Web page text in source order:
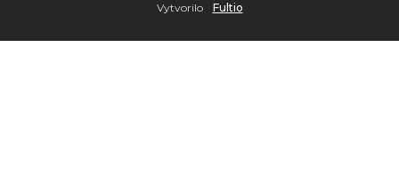
Vytvorilo Fultio